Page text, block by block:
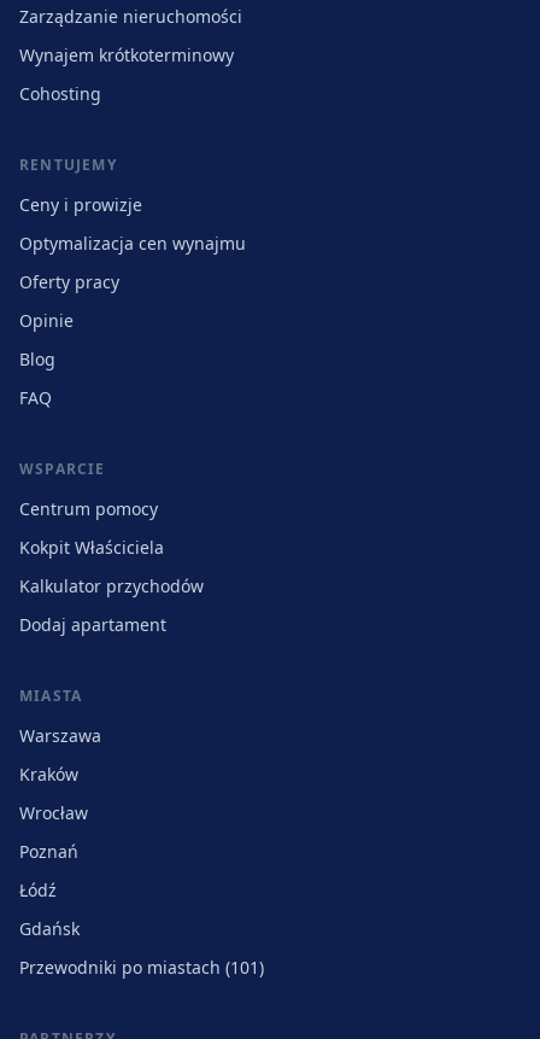
Zarządzanie nieruchomości
Wynajem krótkoterminowy
Cohosting
RENTUJEMY
Ceny i prowizje
Optymalizacja cen wynajmu
Oferty pracy
Opinie
Blog
FAQ
WSPARCIE
Centrum pomocy
Kokpit Właściciela
Kalkulator przychodów
Dodaj apartament
MIASTA
Warszawa
Kraków
Wrocław
Poznań
Łódź
Gdańsk
Przewodniki po miastach (101)